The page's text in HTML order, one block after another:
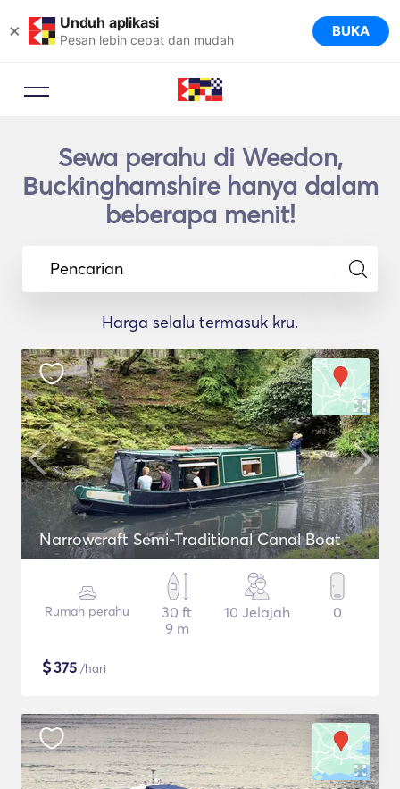
× Unduh aplikasi
Pesan lebih cepat dan mudah BUKA
Sewa perahu di Weedon,
Buckinghamshire hanya dalam
beberapa menit!
Pencarian
Harga selalu termasuk kru.
Narrowcraft Semi-Traditional Canal Boat
Rumah perahu
30 ft
9 m
10 Jelajah 0
$375 /hari